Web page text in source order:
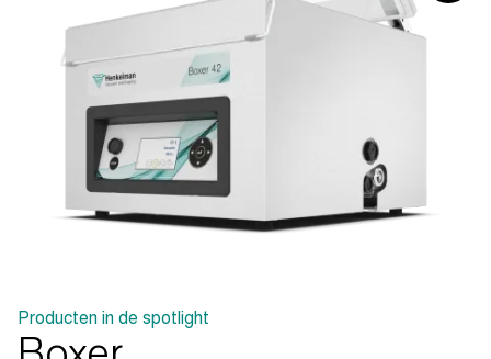
Producten in de spotlight